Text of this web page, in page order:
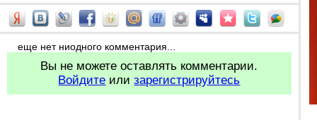
еще нет ниодного комментария...
Вы не можете оставлять комментарии.
Войдите илизарегистрируйтесь